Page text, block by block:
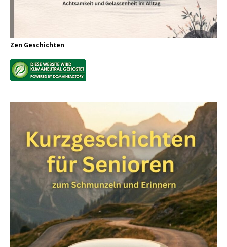
Zen Geschichten